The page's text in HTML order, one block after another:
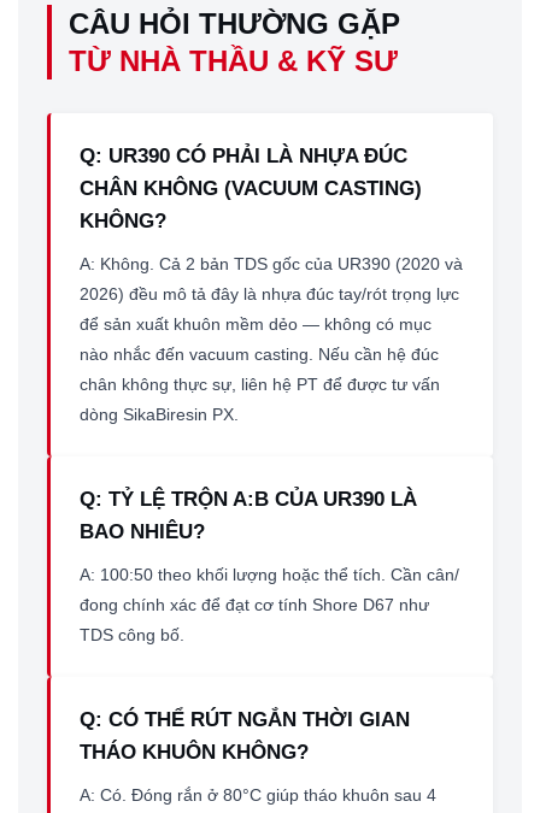
CÂU HỎI THƯỜNG GẶP
TỪ NHÀ THẦU & KỸ SƯ
Q: UR390 CÓ PHẢI LÀ NHỰA ĐÚC
CHÂN KHÔNG (VACUUM CASTING)
KHÔNG?
A: Không. Cả 2 bản TDS gốc của UR390 (2020 và
2026) đều mô tả đây là nhựa đúc tay/rót trọng lực
để sản xuất khuôn mềm dẻo — không có mục
nào nhắc đến vacuum casting. Nếu cần hệ đúc
chân không thực sự, liên hệ PT để được tư vấn
dòng SikaBiresin PX.
Q: TỶ LỆ TRỘN A:B CỦA UR390 LÀ
BAO NHIÊU?
A: 100:50 theo khối lượng hoặc thể tích. Cần cân/
đong chính xác để đạt cơ tính Shore D67 như
TDS công bố.
Q: CÓ THỂ RÚT NGẮN THỜI GIAN
THÁO KHUÔN KHÔNG?
A: Có. Đóng rắn ở 80°C giúp tháo khuôn sau 4